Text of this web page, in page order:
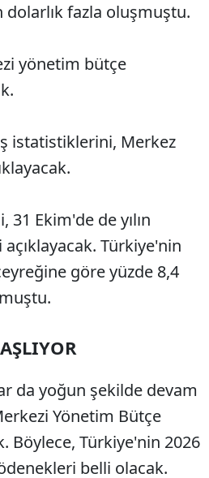
fazla oluşmuştu.
yönetim bütçe
istatistiklerini, Merkez
Ekim'de de yılın
Türkiye'nin
göre yüzde 8,4
da yoğun şekilde devam
Yönetim Bütçe
Böylece, Türkiye'nin 2026
belli olacak.